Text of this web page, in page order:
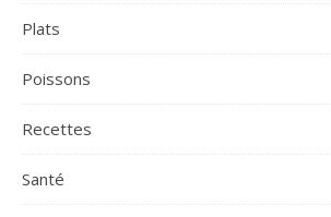
Plats
Poissons
Recettes
Santé